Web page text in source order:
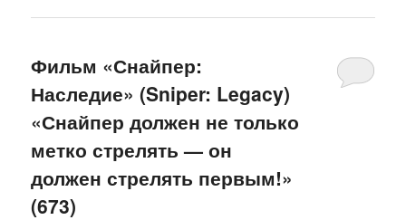
Фильм «Снайпер:
Наследие» (Sniper: Legacy)
«Снайпер должен не только
метко стрелять — он
должен стрелять первым!»
(673)